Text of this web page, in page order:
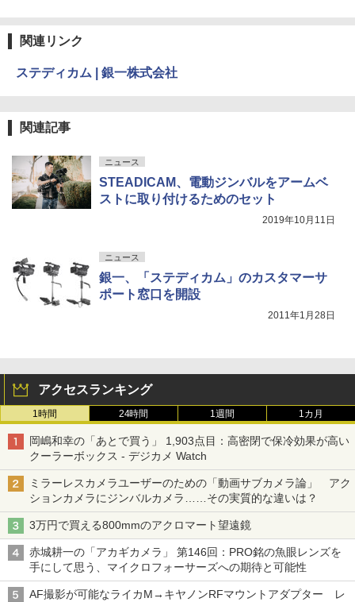
関連リンク
ステディカム | 銀一株式会社
関連記事
ニュース
STEADICAM、電動ジンバルをアームベ
ストに取り付けるためのセット
2019年10月11日
ニュース
銀一、「ステディカム」のカスタマーサ
ポート窓口を開設
2011年1月28日
アクセスランキング
1時間 24時間 1週間 1カ月
岡嶋和幸の「あとで買う」 1,903点目：高密閉で保冷効果が高い
クーラーボックス - デジカメ Watch
ミラーレスカメラユーザーのための「動画サブカメラ論」 アク
ションカメラにジンバルカメラ……その実質的な違いは？
3万円で買える800mmのアクロマート望遠鏡
赤城耕一の「アカギカメラ」 第146回：PRO銘の魚眼レンズを
手にして思う、マイクロフォーサーズへの期待と可能性
AF撮影が可能なライカM→キヤノンRFマウントアダプター レ